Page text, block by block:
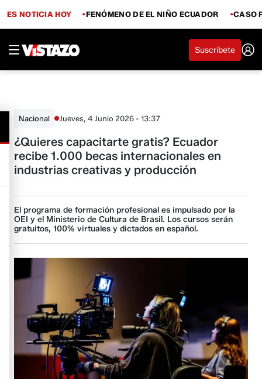
ES NOTICIA HOY FENÓMENO DE EL NIÑO ECUADOR CASO
Suscríbete
Nacional Jueves, 4 Junio 2026 - 13:37
¿Quieres capacitarte gratis? Ecuador
recibe 1.000 becas internacionales en
industrias creativas y producción
El programa de formación profesional es impulsado por la
OEI y el Ministerio de Cultura de Brasil. Los cursos serán
gratuitos, 100% virtuales y dictados en español.